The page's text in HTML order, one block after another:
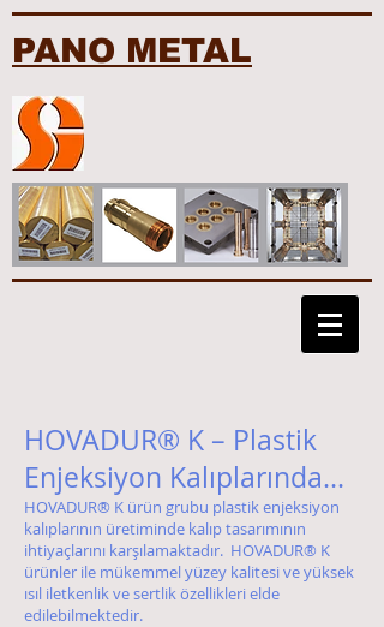
PANO METAL
HOVADUR® K – Plastik
Enjeksiyon Kalıplarında...
HOVADUR® K ürün grubu plastik enjeksiyon
kalıplarının üretiminde kalıp tasarımının
ihtiyaçlarını karşılamaktadır. HOVADUR® K
ürünler ile mükemmel yüzey kalitesi ve yüksek
ısıl iletkenlik ve sertlik özellikleri elde
edilebilmektedir.